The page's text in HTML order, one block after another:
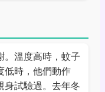
。溫度高時，蚊子
低時，他們動作
身試驗過。去年冬